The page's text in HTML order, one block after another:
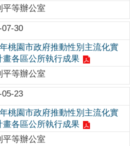
平等辦公室
07-30
桃園市政府推動性別主流化實
畫各區公所執行成果
平等辦公室
05-23
桃園市政府推動性別主流化實
畫各區公所執行成果
平等辦公室